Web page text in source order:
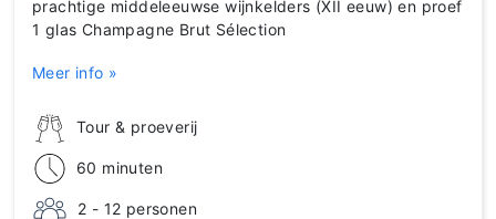
Tour & proeverij
60 minuten
2 - 12 personen
prachtige middeleeuwse wijnkelders (XII eeuw) en proef
1 glas Champagne Brut Sélection
Meer info »